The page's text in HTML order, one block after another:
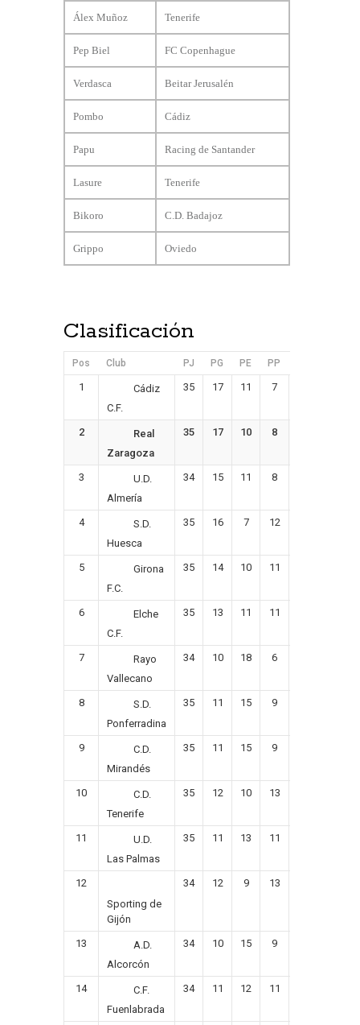
Álex Muñoz Tenerife
Pep Biel FC Copenhague
Verdasca Beitar Jerusalén
Pombo Cádiz
Papu Racing de Santander
Lasure Tenerife
Bikoro C.D. Badajoz
Grippo Oviedo
Clasificación
Pos Club PJ PG PE PP
1
Cádiz
C.F.
35 17 11 7
2
Real
Zaragoza
35 17 10 8
3
U.D.
Almería
34 15 11 8
4
S.D.
Huesca
35 16 7 12
5
Girona
F.C.
35 14 10 11
6
Elche
C.F.
35 13 11 11
7
Rayo
Vallecano
34 10 18 6
8
S.D.
Ponferradina
35 11 15 9
9
C.D.
Mirandés
35 11 15 9
10
C.D.
Tenerife
35 12 10 13
11
U.D.
Las Palmas
35 11 13 11
12
Sporting de
Gijón
34 12 9 13
13
A.D.
Alcorcón
34 10 15 9
14
C.F.
Fuenlabrada
34 11 12 11